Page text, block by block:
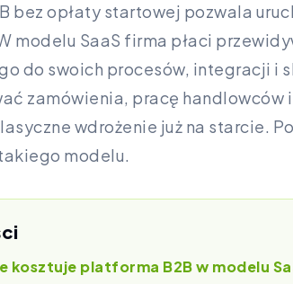
bez opłaty startowej pozwala
modelu SaaS firma płaci
do swoich procesów, integracji i
zamówienia, pracę handlowców
wdrożenie już na starcie.
modelu.
kosztuje platforma B2B w modelu